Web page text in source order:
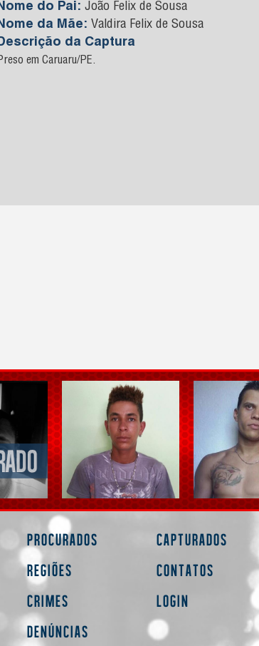
do Pai: João Felix de Sousa
da Mãe: Valdira Felix de Sousa
da Captura
em Caruaru/PE.
Procurados
Regiões
Crimes
Denúncias
Capturados
Contatos
Login